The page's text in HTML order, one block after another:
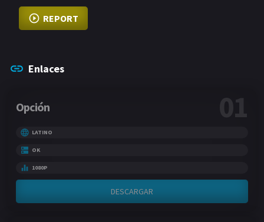
REPORT
Enlaces
Opción 01
LATINO
OK
1080P
DESCARGAR